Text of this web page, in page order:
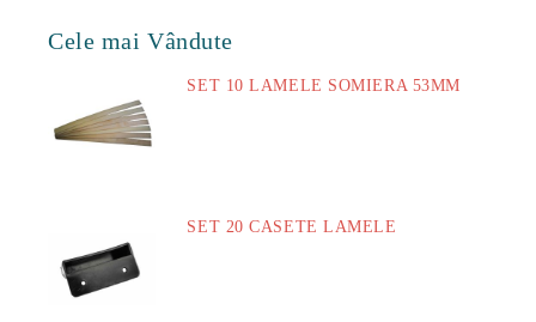
Cele mai Vândute
SET 10 LAMELE SOMIERA 53MM
SET 20 CASETE LAMELE